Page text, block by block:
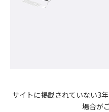
サイトに掲載されていない3
場合が